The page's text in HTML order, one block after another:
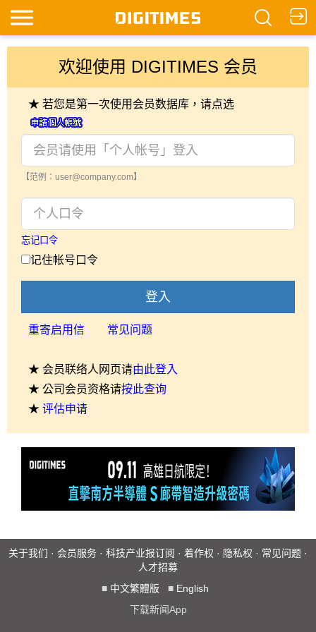
欢迎使用 DIGITIMES 会员
★ 若您是第一次使用会员数据库，请点选
【范例：user@company.com】
忘记口令
记住帐号口令
登入
重寄启用信 常见问题
★ 会员联络人网页请由此登入
★ 公司会员资格请按此查询
★ 评估申请
关于我们 · 会员服务 · 科技产业报订阅 · 着作权 · 隐私权 · 常见问题 ·
人才招募
■ 中文繁體版 ■ English
下载新闻App